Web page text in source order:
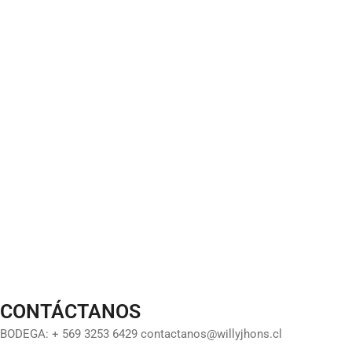
CONTÁCTANOS
BODEGA: + 569 3253 6429 contactanos@willyjhons.cl